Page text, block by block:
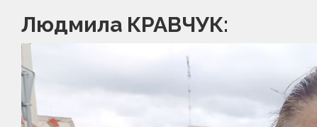
Людмила КРАВЧУК: